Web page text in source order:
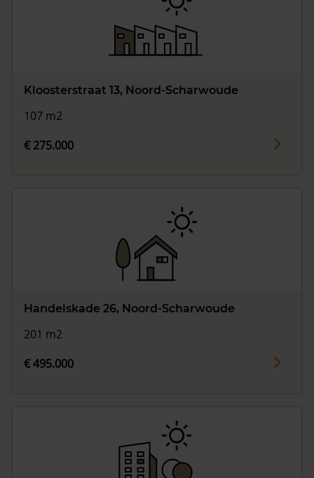
Kloosterstraat 13, Noord-Scharwoude
107 m2
€ 275.000
Handelskade 26, Noord-Scharwoude
201 m2
€ 495.000